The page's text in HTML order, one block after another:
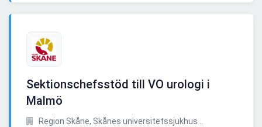
Sektionschefsstöd till VO urologi i
Malmö
Region Skåne, Skånes universitetssjukhus ..